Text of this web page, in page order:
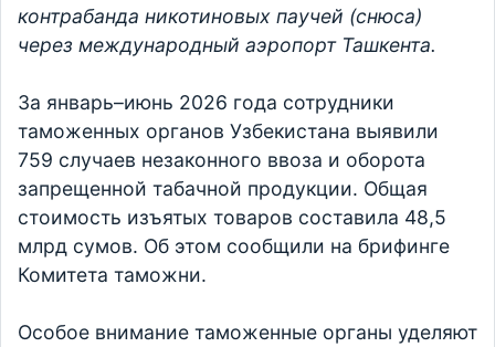
контрабанда никотиновых паучей (снюса)
через международный аэропорт Ташкента.
За январь–июнь 2026 года сотрудники
таможенных органов Узбекистана выявили
759 случаев незаконного ввоза и оборота
запрещенной табачной продукции. Общая
стоимость изъятых товаров составила 48,5
млрд сумов. Об этом сообщили на брифинге
Комитета таможни.
Особое внимание таможенные органы уделяют